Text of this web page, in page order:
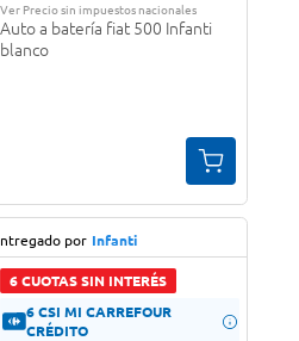
Ver Precio sin impuestos nacionales
Auto a batería fiat 500 Infanti
blanco
por Infanti
6 CUOTAS SIN INTERÉS
6 CSI MI CARREFOUR
CRÉDITO